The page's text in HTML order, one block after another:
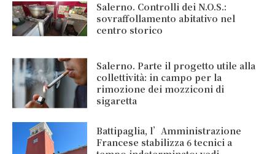
Salerno. Controlli dei N.O.S.:
sovraffollamento abitativo nel
centro storico
Salerno. Parte il progetto utile alla
collettività: in campo per la
rimozione dei mozziconi di
sigaretta
Battipaglia, l’Amministrazione
Francese stabilizza 6 tecnici a